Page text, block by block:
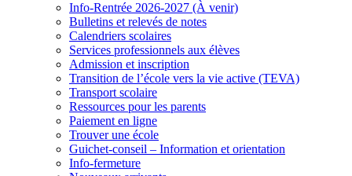
Info-Rentrée 2026-2027 (À venir)
Bulletins et relevés de notes
Calendriers scolaires
Services professionnels aux élèves
Admission et inscription
Transition de l’école vers la vie active (TEVA)
Transport scolaire
Ressources pour les parents
Paiement en ligne
Trouver une école
Guichet-conseil – Information et orientation
Info-fermeture